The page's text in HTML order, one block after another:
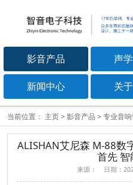
影音产品 声
新闻中心 关
当前位置： 主页> 影音产品 > 专业音
ALISHAN艾尼森 M-88数
首先 智
来源： 日期：